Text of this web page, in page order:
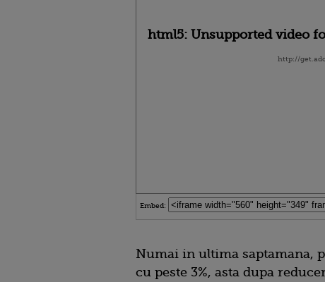
html5: Unsupported video
http://
Embed:
Numai in ultima saptamana,
cu peste 3%, asta dupa